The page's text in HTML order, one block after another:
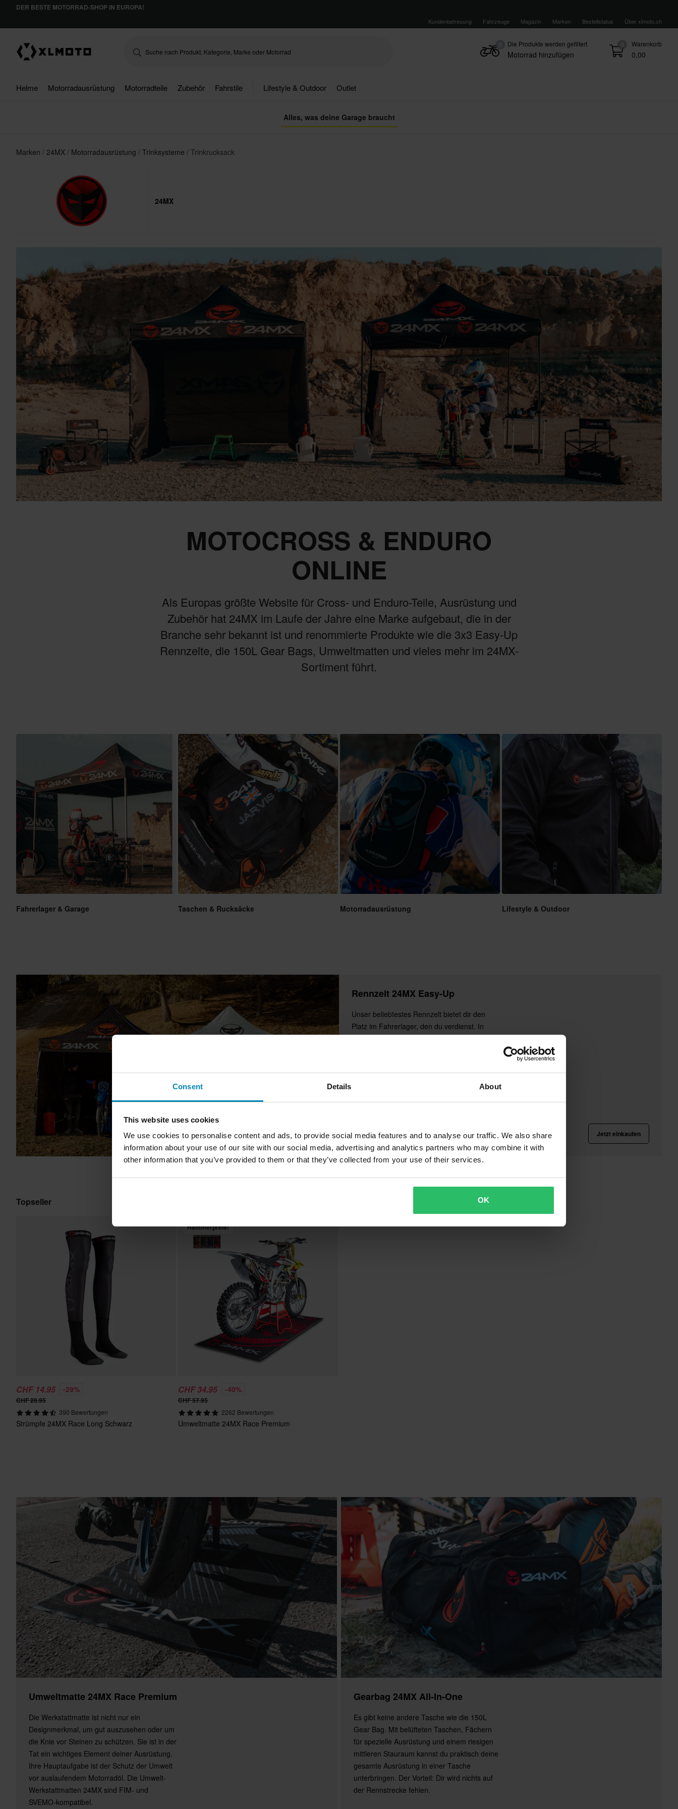
Consent Details About
This website uses cookies
We use cookies to personalise content and ads, to provide social media features and to analyse our traffic. We also share
information about your use of our site with our social media, advertising and analytics partners who may combine it with
other information that you’ve provided to them or that they’ve collected from your use of their services.
OK
DER BESTE MOTORRAD-SHOP IN EUROPA!
Kundenbetreuung Fahrzeuge Magazin Marken Bestellstatus Über xlmoto.ch
0 Warenkorb
0,00
Die Produkte werden gefiltert
Motorrad hinzufügen
Helme Motorradausrüstung Motorradteile Zubehör Fahrstile Lifestyle & Outdoor Outlet
Alles, was deine Garage braucht
Marken 24MX Motorradausrüstung Trinksysteme Trinkrucksack
24MX
MOTOCROSS & ENDURO
ONLINE
Als Europas größte Website für Cross- und Enduro-Teile, Ausrüstung und
Zubehör hat 24MX im Laufe der Jahre eine Marke aufgebaut, die in der
Branche sehr bekannt ist und renommierte Produkte wie die 3x3 Easy-Up
Rennzelte, die 150L Gear Bags, Umweltmatten und vieles mehr im 24MX-
Sortiment führt.
Fahrerlager & Garage Taschen & Rucksäcke Motorradausrüstung Lifestyle & Outdoor
Rennzelt 24MX Easy-Up
Unser beliebtestes Rennzelt bietet dir den
Platz im Fahrerlager, den du verdienst. In
Sekundenschnelle aufgebaut, bist du mit dem
Es ist ein Muss in den Fahrerlagern und
ebenso vielseitig, um fast überall eingesetzt zu
Jetzt einkaufen
Topseller
CHF 14.95 -29%
CHF 20.95
390 Bewertungen
Strümpfe 24MX Race Long Schwarz
Hammerpreis!
CHF 34.95 -40%
CHF 57.95
2262 Bewertungen
Umweltmatte 24MX Race Premium
Umweltmatte 24MX Race Premium
Die Werkstattmatte ist nicht nur ein
Designmerkmal, um gut auszusehen oder um
die Knie vor Steinen zu schützen. Sie ist in der
Tat ein wichtiges Element deiner Ausrüstung.
Ihre Hauptaufgabe ist der Schutz der Umwelt
vor auslaufendem Motorradöl. Die Umwelt-
Werkstattmatten 24MX sind FIM- und
SVEMO-kompatibel.
Gearbag 24MX All-In-One
Es gibt keine andere Tasche wie die 150L
Gear Bag. Mit belüfteten Taschen, Fächern
für spezielle Ausrüstung und einem riesigen
mittleren Stauraum kannst du praktisch deine
gesamte Ausrüstung in einer Tasche
unterbringen. Der Vorteil: Dir wird nichts auf
der Rennstrecke fehlen.